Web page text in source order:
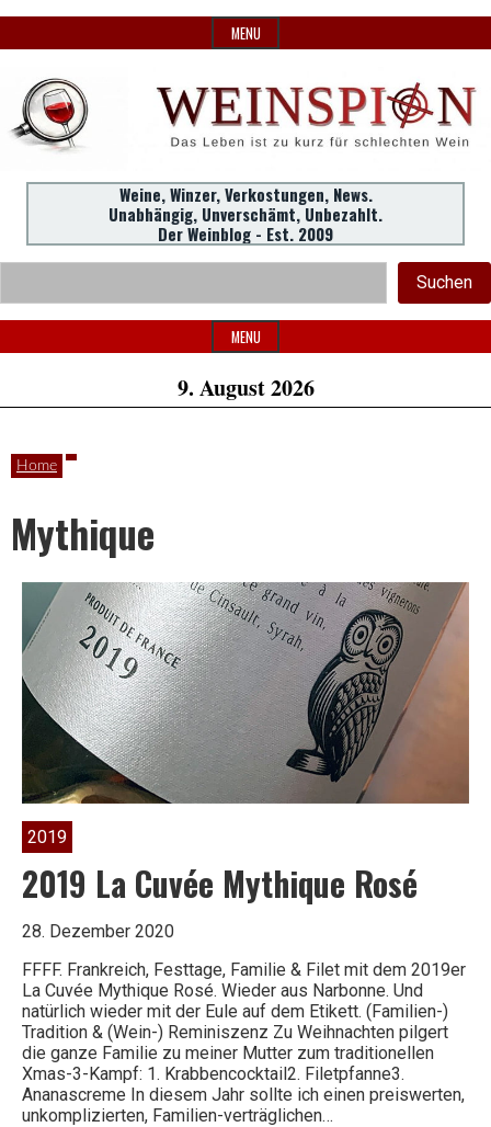
to
MENU
WeinSpion
|
Das
Leben
ist
zu
kurz
für
schlechten
Wein
Weine,
Winzer,
Verkostungen.
Header
Widget
Area
Weine, Winzer, Verkostungen, News.
Unabhängig, Unverschämt, Unbezahlt.
Der Weinblog - Est. 2009
Suchen
MENU
9. August 2026
Home
Mythique
2019
2019 La Cuvée Mythique Rosé
28. Dezember 2020
FFFF. Frankreich, Festtage, Familie & Filet mit dem 2019er
La Cuvée Mythique Rosé. Wieder aus Narbonne. Und
natürlich wieder mit der Eule auf dem Etikett. (Familien-)
Tradition & (Wein-) Reminiszenz Zu Weihnachten pilgert
die ganze Familie zu meiner Mutter zum traditionellen
Xmas-3-Kampf: 1. Krabbencocktail2. Filetpfanne3.
Ananascreme In diesem Jahr sollte ich einen preiswerten,
unkomplizierten, Familien-verträglichen…